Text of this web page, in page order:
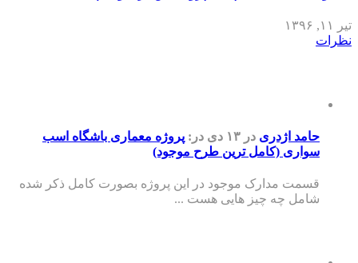
تیر ۱۱, ۱۳۹۶
نظرات
حامد اژدری در ۱۳ دی در: پروژه معماری باشگاه اسب
سواری (کامل ترین طرح موجود)
قسمت مدارک موجود در این پروژه بصورت کامل ذکر شده
شامل چه چیز هایی هست ...